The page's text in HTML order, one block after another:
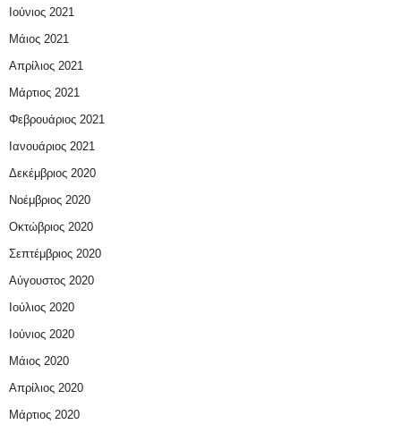
Ιούνιος 2021
Μάιος 2021
Απρίλιος 2021
Μάρτιος 2021
Φεβρουάριος 2021
Ιανουάριος 2021
Δεκέμβριος 2020
Νοέμβριος 2020
Οκτώβριος 2020
Σεπτέμβριος 2020
Αύγουστος 2020
Ιούλιος 2020
Ιούνιος 2020
Μάιος 2020
Απρίλιος 2020
Μάρτιος 2020